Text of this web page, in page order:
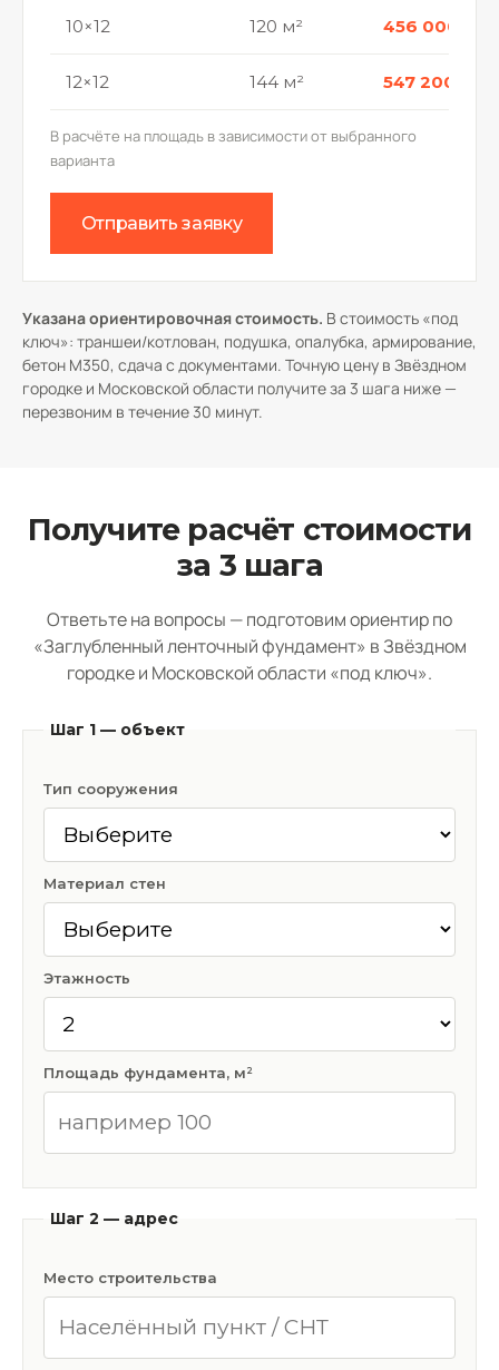
10×12 120 м² 456 000 р.
12×12 144 м² 547 200 р.
В расчёте на площадь в зависимости от выбранного
варианта
Отправить заявку
Указана ориентировочная стоимость. В стоимость «под
ключ»: траншеи/котлован, подушка, опалубка, армирование,
бетон М350, сдача с документами. Точную цену в Звёздном
городке и Московской области получите за 3 шага ниже —
перезвоним в течение 30 минут.
Получите расчёт стоимости
за 3 шага
Ответьте на вопросы — подготовим ориентир по
«Заглубленный ленточный фундамент» в Звёздном
городке и Московской области «под ключ».
Шаг 1 — объект
Тип сооружения
Материал стен
Этажность
Площадь фундамента, м²
Шаг 2 — адрес
Место строительства